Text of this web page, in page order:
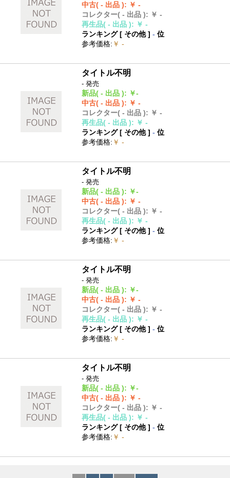
中古( - 出品 ): ￥ -
コレクター( - 出品 ): ￥ -
再生品( - 出品 ): ￥ -
ランキング [ その他]- 位
参考価格: ￥ -
タイトル不明
- 発売
新品( - 出品 ): ￥-
中古( - 出品 ): ￥ -
コレクター( - 出品 ): ￥ -
再生品( - 出品 ): ￥ -
ランキング [ その他]- 位
参考価格: ￥ -
タイトル不明
- 発売
新品( - 出品 ): ￥-
中古( - 出品 ): ￥ -
コレクター( - 出品 ): ￥ -
再生品( - 出品 ): ￥ -
ランキング [ その他]- 位
参考価格: ￥ -
タイトル不明
- 発売
新品( - 出品 ): ￥-
中古( - 出品 ): ￥ -
コレクター( - 出品 ): ￥ -
再生品( - 出品 ): ￥ -
ランキング [ その他]- 位
参考価格: ￥ -
タイトル不明
- 発売
新品( - 出品 ): ￥-
中古( - 出品 ): ￥ -
コレクター( - 出品 ): ￥ -
再生品( - 出品 ): ￥ -
ランキング [ その他]- 位
参考価格: ￥ -